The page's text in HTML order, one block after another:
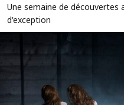
Une semaine de
d'exception